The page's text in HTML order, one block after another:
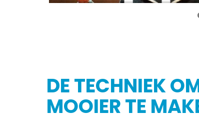
DE TECHNIEK
MOOIER TE